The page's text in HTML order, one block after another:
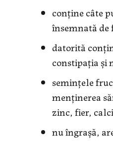
conține câte
însemnată de
datorită
constipația şi
semințele
menținerea
zinc, fier,
nu îngraşă,